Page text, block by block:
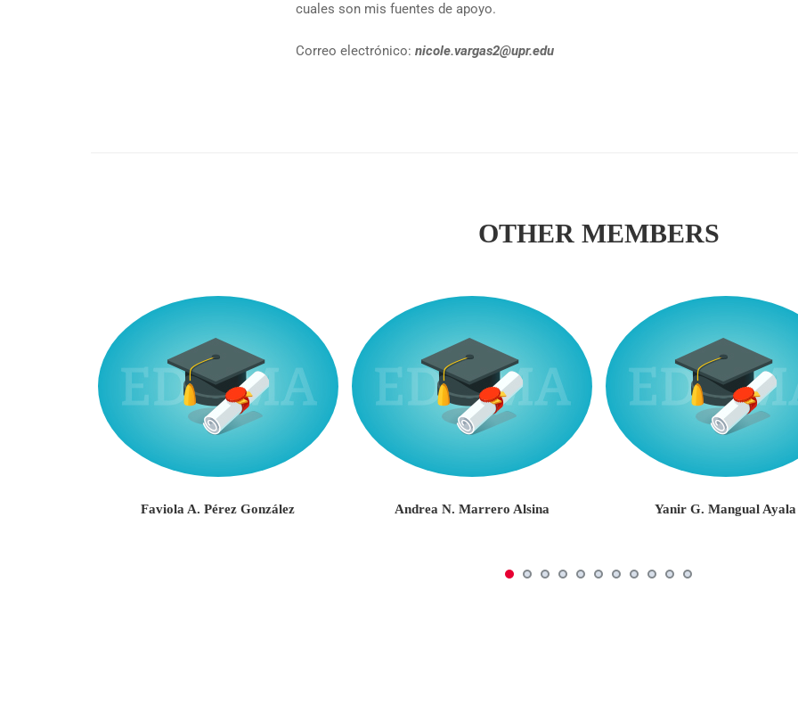
cuales son mis fuentes de apoyo.
Correo electrónico: nicole.vargas2@upr.edu
OTHER MEMBERS
Faviola A. Pérez González Andrea N. Marrero Alsina Yanir G. Mangual Ayala